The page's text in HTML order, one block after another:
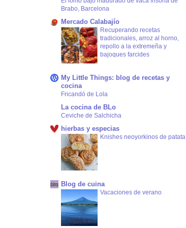
Brabo, Barcelona
Mercado Calabajío
Recuperando recetas
tradicionales, arroz al horno,
repollo a la extremeña y
bajoques farcides
My Little Things: blog de recetas y
cocina
Fricandó de Lola
La cocina de BLo
Ceviche de Salchicha
hierbas y especias
Knishes neoyorkinos de patata
Blog de cuina
Vacaciones de verano